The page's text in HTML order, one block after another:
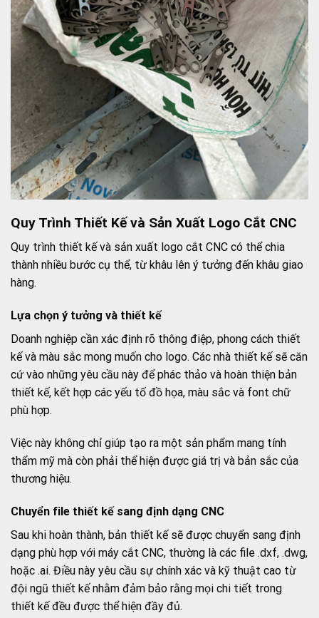
Quy Trình Thiết Kế và Sản Xuất Logo Cắt CNC
Quy trình thiết kế và sản xuất logo cắt CNC có thể chia
thành nhiều bước cụ thể, từ khâu lên ý tưởng đến khâu giao
hàng.
Lựa chọn ý tưởng và thiết kế
Doanh nghiệp cần xác định rõ thông điệp, phong cách thiết
kế và màu sắc mong muốn cho logo. Các nhà thiết kế sẽ căn
cứ vào những yêu cầu này để phác thảo và hoàn thiện bản
thiết kế, kết hợp các yếu tố đồ họa, màu sắc và font chữ
phù hợp.
Việc này không chỉ giúp tạo ra một sản phẩm mang tính
thẩm mỹ mà còn phải thể hiện được giá trị và bản sắc của
thương hiệu.
Chuyển file thiết kế sang định dạng CNC
Sau khi hoàn thành, bản thiết kế sẽ được chuyển sang định
dạng phù hợp với máy cắt CNC, thường là các file .dxf, .dwg,
hoặc .ai. Điều này yêu cầu sự chính xác và kỹ thuật cao từ
đội ngũ thiết kế nhằm đảm bảo rằng mọi chi tiết trong
thiết kế đều được thể hiện đầy đủ.